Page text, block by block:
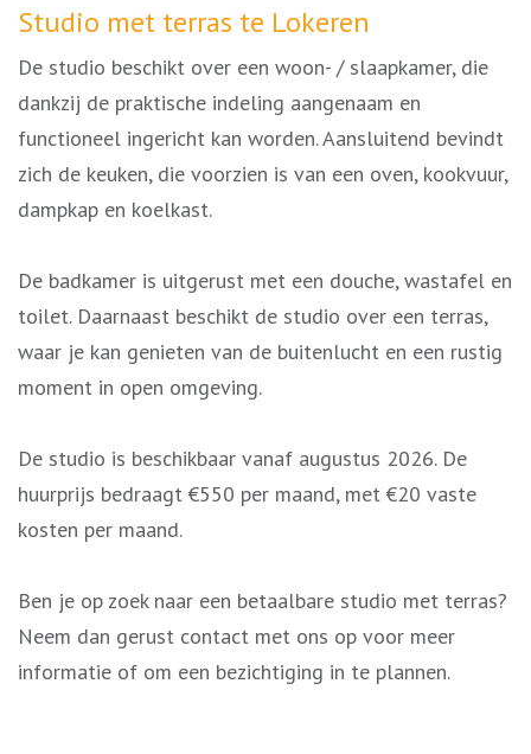
Omschrijving
Studio met terras te Lokeren
De studio beschikt over een woon- / slaapkamer, die
dankzij de praktische indeling aangenaam en
functioneel ingericht kan worden. Aansluitend bevindt
zich de keuken, die voorzien is van een oven, kookvuur,
dampkap en koelkast.
De badkamer is uitgerust met een douche, wastafel en
toilet. Daarnaast beschikt de studio over een terras,
waar je kan genieten van de buitenlucht en een rustig
moment in open omgeving.
De studio is beschikbaar vanaf augustus 2026. De
huurprijs bedraagt €550 per maand, met €20 vaste
kosten per maand.
Ben je op zoek naar een betaalbare studio met terras?
Neem dan gerust contact met ons op voor meer
informatie of om een bezichtiging in te plannen.